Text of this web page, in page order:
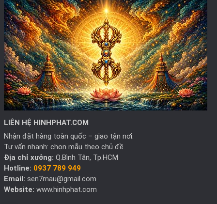
LIÊN HỆ HINHPHAT.COM
Nhận đặt hàng toàn quốc – giao tận nơi.
Tư vấn nhanh: chọn mẫu theo chủ đề.
Địa chỉ xưởng: Q.Bình Tân, Tp.HCM
Hotline: 0937 789 949
Email: sen7mau@gmail.com
Website: www.hinhphat.com